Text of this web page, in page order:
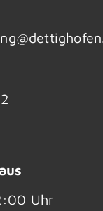
Uhr